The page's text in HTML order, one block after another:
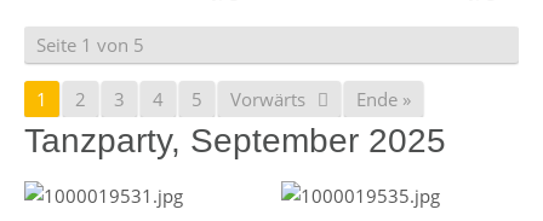
Seite 1 von 5
1 2 3 4 5 Vorwärts Ende »
Tanzparty, September 2025